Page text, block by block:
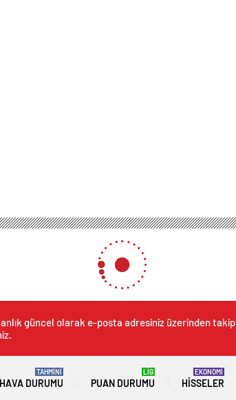
güncel olarak e-posta adresiniz üzerinden takip
HAVA DURUMU
TAHMİNİ
PUAN DURUMU
LİG
HISSELER
EKONOMİ